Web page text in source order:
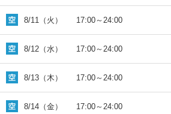
8/11（火） 17:00～ 24:00
8/12（水） 17:00～ 24:00
8/13（木） 17:00～ 24:00
8/14（金） 17:00～ 24:00